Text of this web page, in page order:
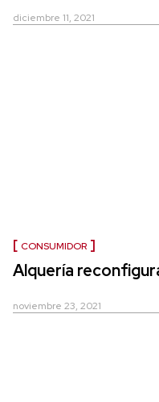
diciembre 11, 2021
CONSUMIDOR
Alquería
noviembre 23, 2021